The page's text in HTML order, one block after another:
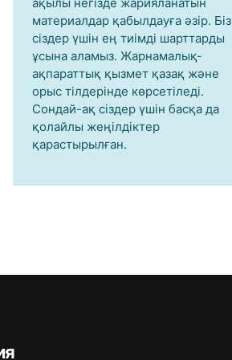
материалдар қабылдауға әзір. Біз
сіздер үшін ең тиімді шарттарды
ұсына аламыз. Жарнамалық-
ақпараттық қызмет қазақ және
орыс тілдерінде көрсетіледі.
Сондай-ақ сіздер үшін басқа да
қолайлы жеңілдіктер
қарастырылған.